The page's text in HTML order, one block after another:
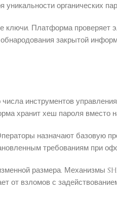
органических
ключи. Платформа
закрытой
инструментов
хранит хеш пароля
назначают базовую
требованиям при
размера.
от взломов с